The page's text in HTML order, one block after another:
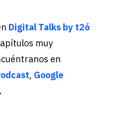
Digital Talks by t2ó
muy
en
, Google
.